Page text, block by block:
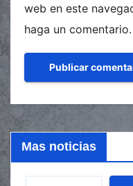
web en este
haga un comentario.
Mas noticias